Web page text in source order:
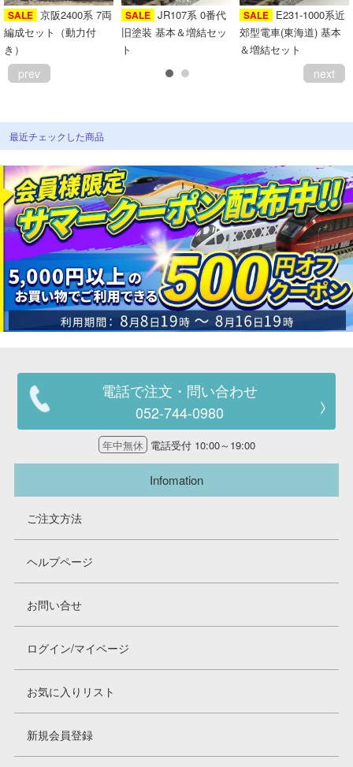
SALE 京阪2400系 7両
編成セット（動力付
き）
SALE JR107系 0番代
旧塗装 基本＆増結セッ
ト
SALE E231-1000系近
郊型電車(東海道) 基本
＆増結セット
prev next
最近チェックした商品
電話で注文・問い合わせ
052-744-0980
年中無休 電話受付 10:00～19:00
Infomation
ご注文方法
ヘルプページ
お問い合せ
ログイン/マイページ
お気に入りリスト
新規会員登録